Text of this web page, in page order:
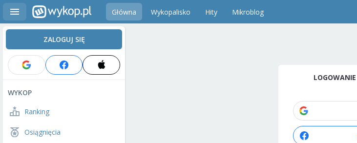
Główna Wykopalisko Hity Mikroblog
ZALOGUJ SIĘ
WYKOP
Ranking
Osiągnięcia
LOGOWANIE